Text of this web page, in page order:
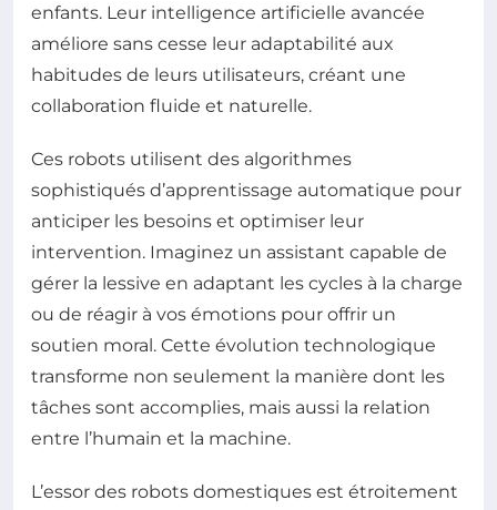
enfants. Leur intelligence artificielle avancée
améliore sans cesse leur adaptabilité aux
habitudes de leurs utilisateurs, créant une
collaboration fluide et naturelle.
Ces robots utilisent des algorithmes
sophistiqués d’apprentissage automatique pour
anticiper les besoins et optimiser leur
intervention. Imaginez un assistant capable de
gérer la lessive en adaptant les cycles à la charge
ou de réagir à vos émotions pour offrir un
soutien moral. Cette évolution technologique
transforme non seulement la manière dont les
tâches sont accomplies, mais aussi la relation
entre l’humain et la machine.
L’essor des robots domestiques est étroitement